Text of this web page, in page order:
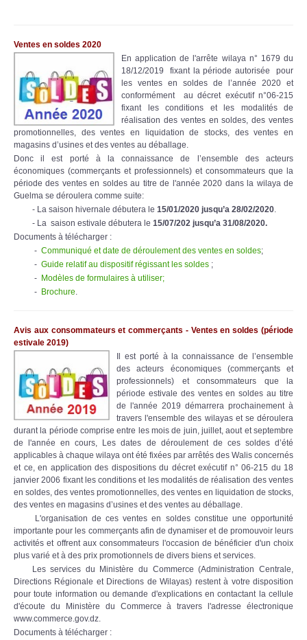
Ventes en soldes 2020
En application de l'arrête wilaya n° 1679 du
18/12/2019 fixant la période autorisée pour
les ventes en soldes de l’année 2020 et
conformément au décret exécutif n°06-215
fixant les conditions et les modalités de
réalisation des ventes en soldes, des ventes
promotionnelles, des ventes en liquidation de stocks, des ventes en
magasins d’usines et des ventes au déballage.
Donc il est porté à la connaissance de l’ensemble des acteurs
économiques (commerçants et professionnels) et consommateurs que la
période des ventes en soldes au titre de l'année 2020 dans la wilaya de
Guelma se déroulera comme suite:
- La saison hivernale débutera le 15/01/2020 jusqu’a 28/02/2020
- La saison estivale débutera le 15/07/202 jusqu’a 31/08/2020.
Documents à télécharger :
- Communiqué et date de déroulement des ventes en soldes;
- Guide relatif au dispositif régissant les soldes ;
- Modèles de formulaires à utiliser;
- Brochure
Avis aux consommateurs et commerçants - Ventes en soldes (période
estivale 2019)
Il est porté à la connaissance de l’ensemble
des acteurs économiques (commerçants et
professionnels) et consommateurs que la
période estivale des ventes en soldes au titre
de l'année 2019 démarrera prochainement à
travers l'ensemble des wilayas et se déroulera
durant la période comprise entre les mois de juin, juillet, aout et septembre
de l'année en cours, Les dates de déroulement de ces soldes d’été
applicables à chaque wilaya ont été fixées par arrêtés des Walis concernés
et ce, en application des dispositions du décret exécutif n° 06-215 du 18
janvier 2006 fixant les conditions et les modalités de réalisation des ventes
en soldes, des ventes promotionnelles, des ventes en liquidation de stocks,
des ventes en magasins d’usines et des ventes au déballage.
L'organisation de ces ventes en soldes constitue une opportunité
importante pour les commerçants afin de dynamiser et de promouvoir leurs
activités et offrent aux consommateurs l'occasion de bénéficier d'un choix
plus varié et à des prix promotionnels de divers biens et services.
Les services du Ministère du Commerce (Administration Centrale,
Directions Régionale et Directions de Wilayas) restent à votre disposition
pour toute information ou demande d'explications en contactant la cellule
d'écoute du Ministère du Commerce à travers l'adresse électronique
www.commerce.gov.dz.
Documents à télécharger :